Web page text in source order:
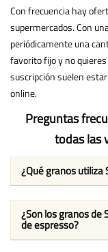
Con frecuencia hay
supermercados. Con
periódicamente una
favorito fijo y no
suscripción suelen
online.
Preguntas
todas las
¿Qué granos utiliza
¿Son los granos de
de espresso?